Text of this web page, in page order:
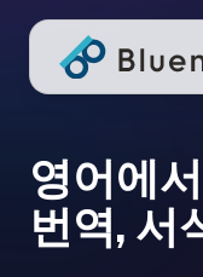
영어에
번역, 서